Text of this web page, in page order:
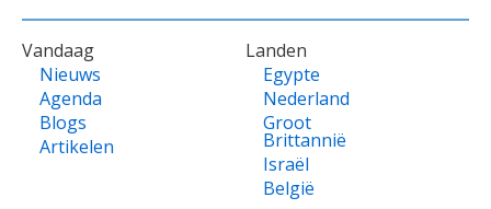
VOET
Vandaag
Nieuws
Agenda
Blogs
Artikelen
Landen
Egypte
Nederland
Groot
Brittannië
Israël
België